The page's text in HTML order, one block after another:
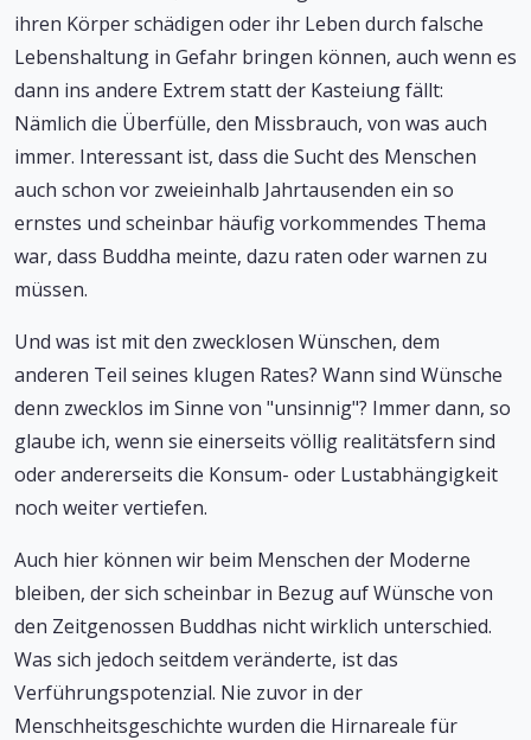
ihren Körper schädigen oder ihr Leben durch falsche
Lebenshaltung in Gefahr bringen können, auch wenn es
dann ins andere Extrem statt der Kasteiung fällt:
Nämlich die Überfülle, den Missbrauch, von was auch
immer. Interessant ist, dass die Sucht des Menschen
auch schon vor zweieinhalb Jahrtausenden ein so
ernstes und scheinbar häufig vorkommendes Thema
war, dass Buddha meinte, dazu raten oder warnen zu
müssen.
Und was ist mit den zwecklosen Wünschen, dem
anderen Teil seines klugen Rates? Wann sind Wünsche
denn zwecklos im Sinne von "unsinnig"? Immer dann, so
glaube ich, wenn sie einerseits völlig realitätsfern sind
oder andererseits die Konsum- oder Lustabhängigkeit
noch weiter vertiefen.
Auch hier können wir beim Menschen der Moderne
bleiben, der sich scheinbar in Bezug auf Wünsche von
den Zeitgenossen Buddhas nicht wirklich unterschied.
Was sich jedoch seitdem veränderte, ist das
Verführungspotenzial. Nie zuvor in der
Menschheitsgeschichte wurden die Hirnareale für